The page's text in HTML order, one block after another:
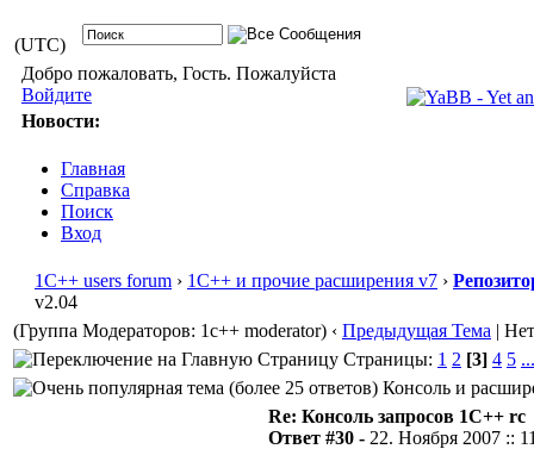
(UTC)
Добро пожаловать, Гость. Пожалуйста
Войдите
Новости:
Главная
Справка
Поиск
Вход
1С++ users forum › 1С++ и прочие расширения v7 ›
v2.04
(Группа Модераторов: 1c++ moderator) ‹ Предыдущая Тема |
Страницы: 1 2 [3] 4 5 ...
Консоль и
Re: Консоль запросов 1С++ rc
Ответ #30 - 22. Ноября 2007 ::